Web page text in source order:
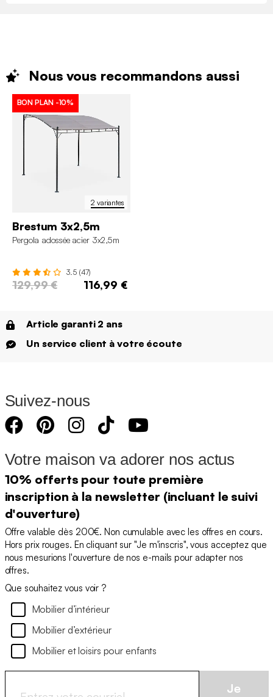
Nous vous recommandons aussi
2 variantes
BON PLAN -10%
Brestum 3x2,5m
Pergola adossée acier 3x2,5m
3.5 (47)
129,99 € 116,99 €
Article garanti 2 ans
Un service client à votre écoute
Suivez-nous
Votre maison va adorer nos actus
10% offerts pour toute première
inscription à la newsletter (incluant le suivi
d'ouverture)
Offre valable dès 200€. Non cumulable avec les offres en cours.
Hors prix rouges. En cliquant sur "Je m'inscris", vous acceptez que
nous mesurions l'ouverture de nos e-mails pour adapter nos
offres.
Que souhaitez vous voir ?
Mobilier d’intérieur
Mobilier d’extérieur
Mobilier et loisirs pour enfants
Je